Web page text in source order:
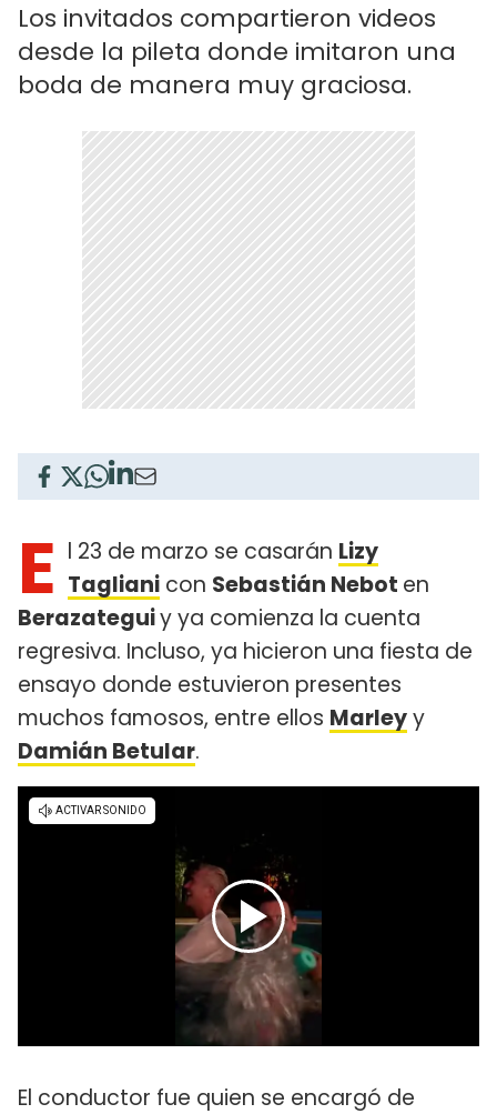
Los invitados compartieron videos
desde la pileta donde imitaron una
boda de manera muy graciosa.
E l 23 de marzo se casarán Lizy
Tagliani con Sebastián Nebot en
Berazateguiy ya comienza la cuenta
regresiva. Incluso, ya hicieron una fiesta de
ensayo donde estuvieron presentes
muchos famosos, entre ellos Marleyy
Damián Betular.
El conductor fue quien se encargó de